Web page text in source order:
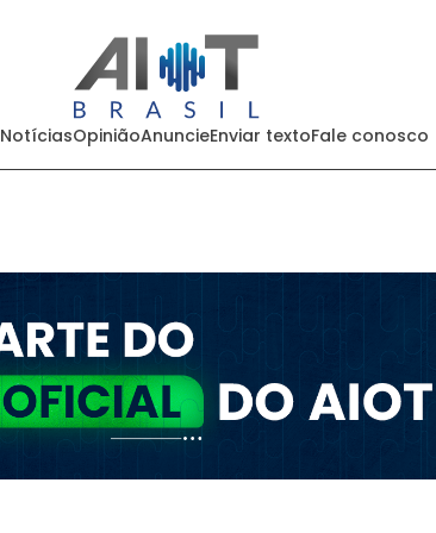
NotíciasOpiniãoAnuncieEnviar textoFale conosco